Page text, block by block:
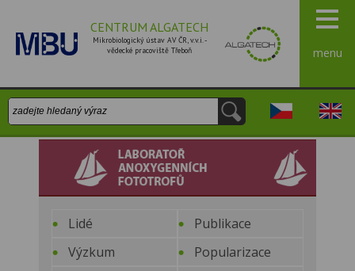
CENTRUM ALGATECH
Mikrobiologický ústav AV ČR, v.v.i. -
vědecké pracoviště Třeboň
menu
Vyhledávání: Česky
Laboratoř anoxygenních
fototrofů
Lidé
Publikace
Výzkum
Popularizace